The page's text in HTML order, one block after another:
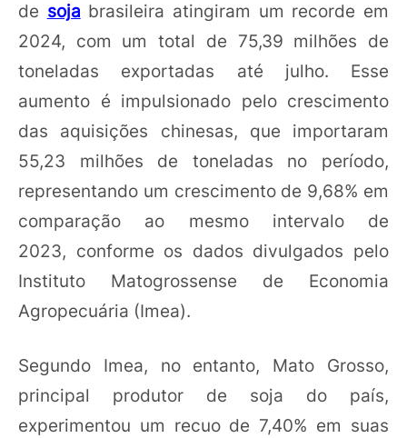
de soja brasileira atingiram um recorde em
2024, com um total de 75,39 milhões de
toneladas exportadas até julho. Esse
aumento é impulsionado pelo crescimento
das aquisições chinesas, que importaram
55,23 milhões de toneladas no período,
representando um crescimento de 9,68% em
comparação ao mesmo intervalo de
2023, conforme os dados divulgados pelo
Instituto Matogrossense de Economia
Agropecuária (Imea).
Segundo Imea, no entanto, Mato Grosso,
principal produtor de soja do país,
experimentou um recuo de 7,40% em suas